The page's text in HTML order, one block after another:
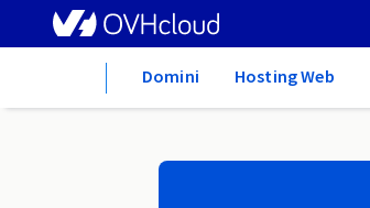
Domini Hosting Web